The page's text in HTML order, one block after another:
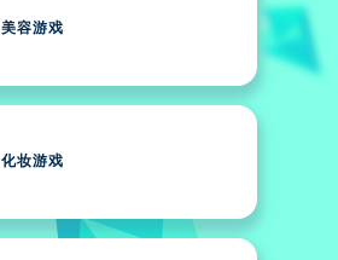
美容游戏
化妆游戏